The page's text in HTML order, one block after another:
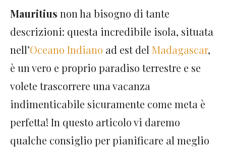
Mauritius non ha bisogno di tante
descrizioni: questa incredibile isola, situata
nell’Oceano Indiano ad est del Madagascar,
è un vero e proprio paradiso terrestre e se
volete trascorrere una vacanza
indimenticabile sicuramente come meta è
perfetta! In questo articolo vi daremo
qualche consiglio per pianificare al meglio